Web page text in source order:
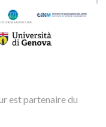
est partenaire du